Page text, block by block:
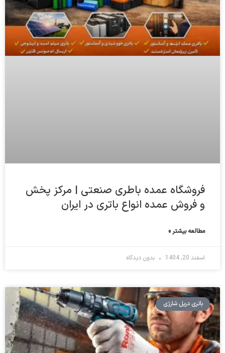
فروشگاه عمده باطری صنعتی | مرکز پخش
و فروش عمده انواع باتری در ایران
مطالعه بیشتر »
اسفند 20, 1404 بدون دیدگاه
باتری دریل شارژی